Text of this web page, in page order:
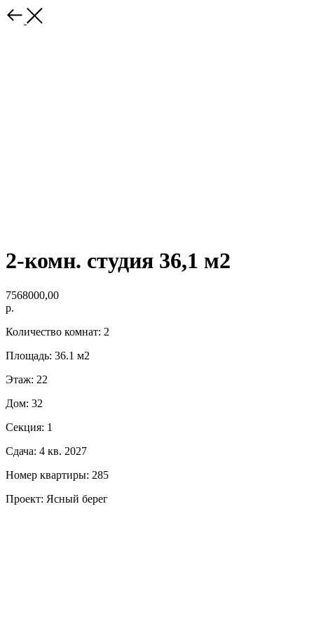
2-комн. студия 36,1 м2
7568000,00
р.
Количество комнат: 2
Площадь: 36.1 м2
Этаж: 22
Дом: 32
Секция: 1
Сдача: 4 кв. 2027
Номер квартиры: 285
Проект: Ясный берег